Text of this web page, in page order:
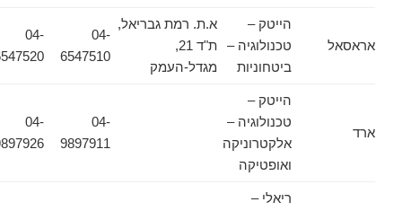
אראסאל
הייטק –
טכנולוגיה –
ביטחוניות
א.ת. רמת גבריאל,
ת"ד 21,
מגדל-העמק
04-
6547510
04-
6547520
ארד
הייטק –
טכנולוגיה –
אלקטרוניקה
ואופטיקה
04-
9897911
04-
9897926
ריאלי –